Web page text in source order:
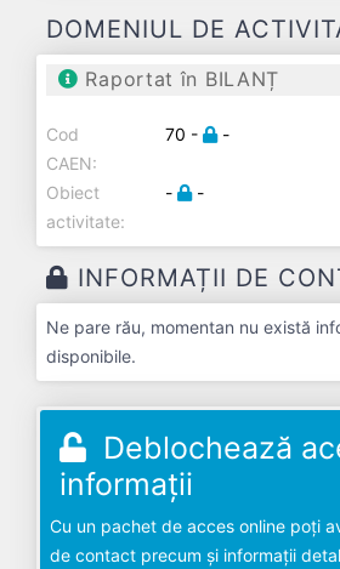
DOMENIUL DE
Raportat în BILANȚ
Cod
CAEN:
70 - -
Obiect
activitate:
- -
INFORMAȚII DE
Ne pare rău, momentan nu există
disponibile.
Deblochează
informații
Cu un pachet de acces online poți
de contact precum și informații